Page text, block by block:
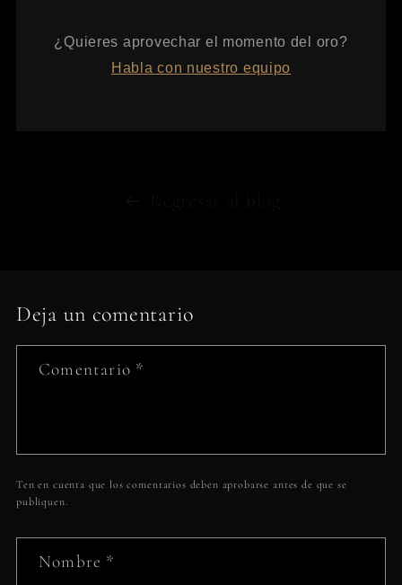
¿Quieres aprovechar el momento del oro?
Habla con nuestro equipo
Deja un comentario
Comentario *
Ten en cuenta que los comentarios deben aprobarse antes de que se
publiquen.
Nombre *